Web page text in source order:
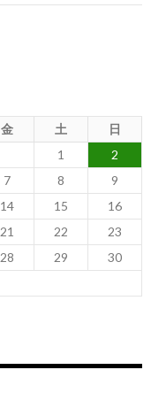
金 土
日
1
2
7 8
9
14 15
16
21 22
23
28 29
30